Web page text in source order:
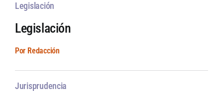
Legislación
Legislación
Por Redacción
Jurisprudencia